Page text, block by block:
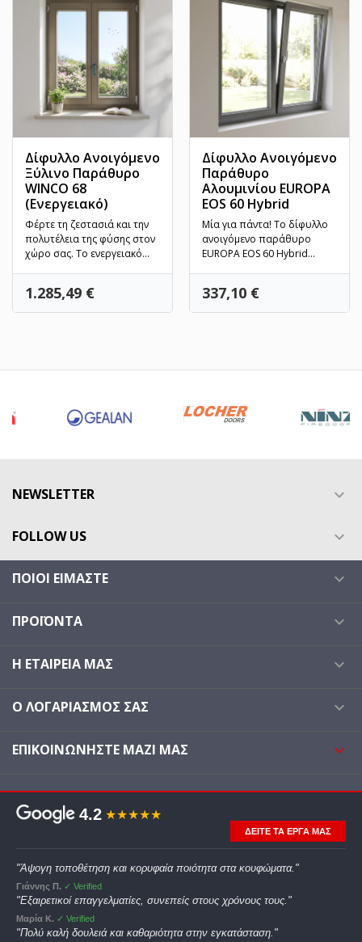
Δίφυλλο Ανοιγόμενο
Ξύλινο Παράθυρο
WINCO 68
(Ενεργειακό)
Φέρτε τη ζεστασιά και την
πολυτέλεια της φύσης στον
χώρο σας. Το ενεργειακό
Τιμή
1.285,49 €
Δίφυλλο Ανοιγόμενο
Παράθυρο
Αλουμινίου EUROPA
EOS 60 Hybrid
Μία για πάντα! Το δίφυλλο
ανοιγόμενο παράθυρο
EUROPA EOS 60 Hybrid
Τιμή
337,10 €
NEWSLETTER 
FOLLOW US 
ΠΟΙΟΙ ΕΊΜΑΣΤΕ 
ΠΡΟΪΌΝΤΑ 
Η ΕΤΑΙΡΕΊΑ ΜΑΣ 
Ο ΛΟΓΑΡΙΑΣΜΌΣ ΣΑΣ 
ΕΠΙΚΟΙΝΩΝΉΣΤΕ ΜΑΖΊ ΜΑΣ 
4.2 ★★★★★
ΔΕΙΤΕ ΤΑ ΕΡΓΑ ΜΑΣ
"Άψογη τοποθέτηση και κορυφαία ποιότητα στα κουφώματα."
Γιάννης Π. ✓ Verified
"Εξαιρετικοί επαγγελματίες, συνεπείς στους χρόνους τους."
Μαρία Κ. ✓ Verified
"Πολύ καλή δουλειά και καθαριότητα στην εγκατάσταση."